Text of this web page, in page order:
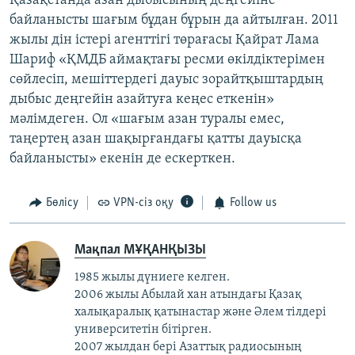
байланысты шағым бұдан бұрын да айтылған. 2011
жылы дін істері агенттігі төрағасы Қайрат Лама
Шариф «ҚМДБ аймақтағы ресми өкілдіктерімен
сөйлесіп, мешіттердегі дауыс зорайтқыштардың
дыбыс деңгейін азайтуға кеңес еткенін»
мәлімдеген. Ол «шағым азан туралы емес,
таңертең азан шақырғандағы қатты дауысқа
байланысты» екенін де ескерткен.
Бөлісу VPN-сіз оқу Follow us
Мақпал МҰҚАНҚЫЗЫ
1985 жылы дүниеге келген.
2006 жылы Абылай хан атындағы Қазақ
халықаралық қатынастар және Әлем тілдері
университетін бітірген.
2007 жылдан бері Азаттық радиосының